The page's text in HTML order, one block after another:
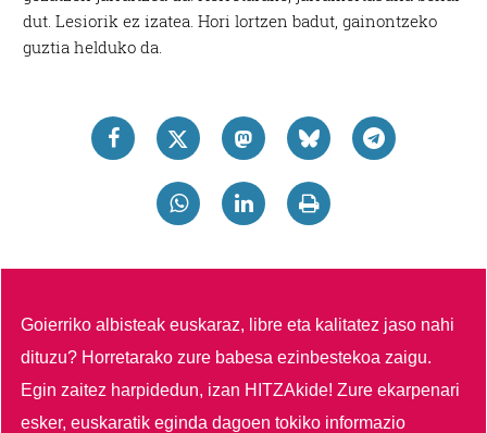
dut. Lesiorik ez izatea. Hori lortzen badut, gainontzeko
guztia helduko da.
Goierriko albisteak euskaraz, libre eta kalitatez jaso nahi
dituzu? Horretarako zure babesa ezinbestekoa zaigu.
Egin zaitez harpidedun, izan HITZAkide!Zure ekarpenari
esker, euskaratik eginda dagoen tokiko informazio